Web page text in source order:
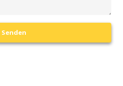
Senden